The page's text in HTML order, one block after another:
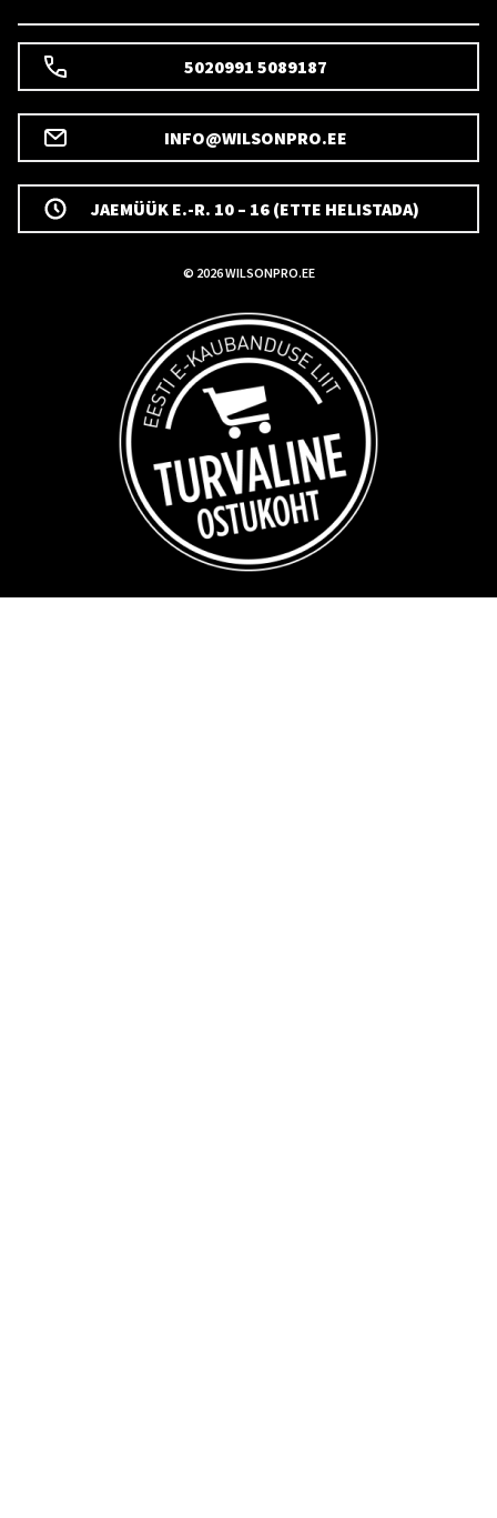
5020991 5089187
INFO@WILSONPRO.EE
JAEMÜÜK E.-R. 10 – 16 (ETTE HELISTADA)
© 2026 WILSONPRO.EE